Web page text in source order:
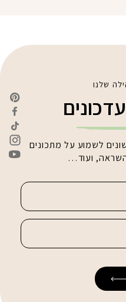
שלנו
לשמוע על מתכונים
השראה, ועוד…